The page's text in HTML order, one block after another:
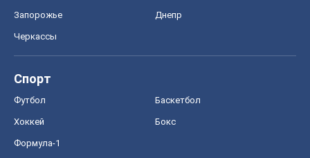
Запорожье Днепр
Черкассы
Спорт
Футбол Баскетбол
Хоккей Бокс
Формула-1